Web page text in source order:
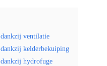
ventilatie
kelderbekuiping
hydrofuge